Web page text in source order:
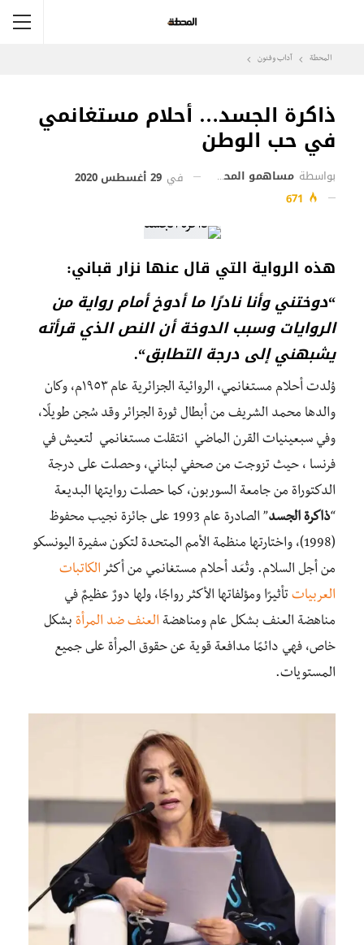
المحطة آداب وفنون
ذاكرة الجسد… أحلام مستغانمي
في حب الوطن
بواسطة مساهمو المحطة في 29 أغسطس 2020
هذه الرواية التي قال عنها نزار قباني:
“دوختني وأنا نادرًا ما أدوخ أمام رواية من
الروايات وسبب الدوخة أن النص الذي قرأته
يشبهني إلى درجة التطابق“.
وُلدت أحلام مستغانمي، الروائية الجزائرية عام ١٩٥٣م، وكان
والدها محمد الشريف من أبطال ثورة الجزائر وقد سُجن طويلًا،
وفي سبعينيات القرن الماضي انتقلت مستغانمي لتعيش في
فرنسا ، حيث تزوجت من صحفي لبناني، وحصلت على درجة
الدكتوراة من جامعة السوربون، كما حصلت روايتها البديعة
“ذاكرة الجسد
” الصادرة عام 1993 على جائزة نجيب محفوظ
(1998)، واختارتها منظمة الأمم المتحدة لتكون سفيرة اليونسكو
من أجل السلام. وتُعَد أحلام مستغانمي من أكثر الكاتبات
العربيات تأثيرًا ومؤلفاتها الأكثر رواجًا، ولها دورٌ عظيمٌ في
مناهضة العنف بشكل عام ومناهضة العنف ضد المرأة بشكل
خاص، فهي دائمًا مدافعة قوية عن حقوق المرأة على جميع
المستويات.